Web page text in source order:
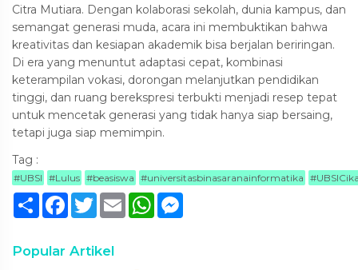
Citra Mutiara. Dengan kolaborasi sekolah, dunia kampus, dan
semangat generasi muda, acara ini membuktikan bahwa
kreativitas dan kesiapan akademik bisa berjalan beriringan.
Di era yang menuntut adaptasi cepat, kombinasi
keterampilan vokasi, dorongan melanjutkan pendidikan
tinggi, dan ruang berekspresi terbukti menjadi resep tepat
untuk mencetak generasi yang tidak hanya siap bersaing,
tetapi juga siap memimpin.
Tag :
#UBSI #Lulus #beasiswa #universitasbinasaranainformatika
SambungFacebook
TwitterEmail WhatsApp
Popular Artikel